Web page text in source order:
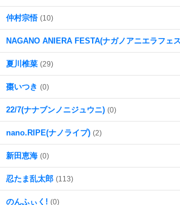
仲村宗悟 (10)
NAGANO ANIERA FESTA(ナガノアニエラフェ
夏川椎菜 (29)
棗いつき (0)
22/7(ナナブンノニジュウニ) (0)
nano.RIPE(ナノライプ) (2)
新田恵海 (0)
忍たま乱太郎 (113)
のんふぃく! (0)